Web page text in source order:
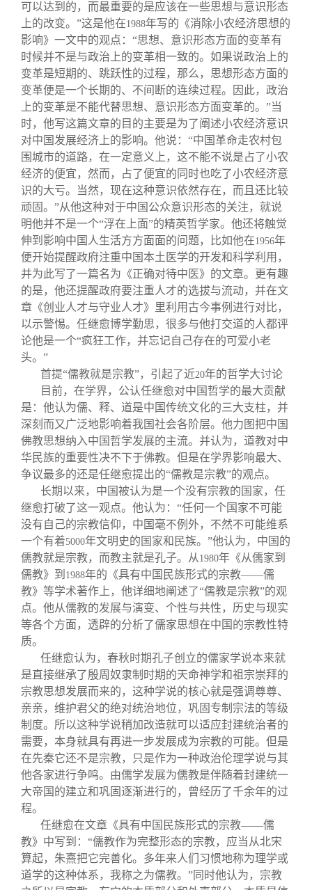
可以达到的，而最重要的是应该在一些思想与意识形态
上的改变。”这是他在1988年写的《消除小农经济思想的
影响》一文中的观点：“思想、意识形态方面的变革有
时候并不是与政治上的变革相一致的。如果说政治上的
变革是短期的、跳跃性的过程，那么，思想形态方面的
变革便是一个长期的、不间断的连续过程。因此，政治
上的变革是不能代替思想、意识形态方面变革的。”当
时，他写这篇文章的目的主要是为了阐述小农经济意识
对中国发展经济上的影响。他说：“中国革命走农村包
围城市的道路，在一定意义上，这不能不说是占了小农
经济的便宜，然而，占了便宜的同时也吃了小农经济意
识的大亏。当然，现在这种意识依然存在，而且还比较
顽固。”从他这种对于中国公众意识形态的关注，就说
明他并不是一个“浮在上面”的精英哲学家。他还将触觉
伸到影响中国人生活方方面面的问题，比如他在1956年
便开始提醒政府注重中国本土医学的开发和科学利用，
并为此写了一篇名为《正确对待中医》的文章。更有趣
的是，他还提醒政府要注重人才的选拔与流动，并在文
章《创业人才与守业人才》里利用古今事例进行对比，
以示警惕。任继愈博学勤思，很多与他打交道的人都评
论他是一个“疯狂工作，并忘记自己存在的可爱小老
头。”
首提“儒教就是宗教”，引起了近20年的哲学大讨论
目前，在学界，公认任继愈对中国哲学的最大贡献
是：他认为儒、释、道是中国传统文化的三大支柱，并
深刻而又广泛地影响着我国社会各阶层。他力图把中国
佛教思想纳入中国哲学发展的主流。并认为，道教对中
华民族的重要性决不下于佛教。但是在学界影响最大、
争议最多的还是任继愈提出的“儒教是宗教”的观点。
长期以来，中国被认为是一个没有宗教的国家，任
继愈打破了这一观点。他认为：“任何一个国家不可能
没有自己的宗教信仰，中国毫不例外，不然不可能维系
一个有着5000年文明史的国家和民族。”他认为，中国的
儒教就是宗教，而教主就是孔子。从 1980年《从儒家到
儒教》到 1988年的《具有中国民族形式的宗教——儒
教》等学术著作上，他详细地阐述了“儒教是宗教”的观
点。他从儒教的发展与演变、个性与共性，历史与现实
等各个方面，透辟的分析了儒家思想在中国的宗教性特
质。
任继愈认为，春秋时期孔子创立的儒家学说本来就
是直接继承了殷周奴隶制时期的天命神学和祖宗崇拜的
宗教思想发展而来的，这种学说的核心就是强调尊尊、
亲亲，维护君父的绝对统治地位，巩固专制宗法的等级
制度。所以这种学说稍加改造就可以适应封建统治者的
需要，本身就具有再进一步发展成为宗教的可能。但是
在先秦它还不是宗教，只是作为一种政治伦理学说与其
他各家进行争鸣。由儒学发展为儒教是伴随着封建统一
大帝国的建立和巩固逐渐进行的，曾经历了千余年的过
程。
任继愈在文章《具有中国民族形式的宗教——儒
教》中写到：“儒教作为完整形态的宗教，应当从北宋
算起，朱熹把它完善化。多年来人们习惯地称为理学或
道学的这种体系，我称之为儒教。”同时他认为，宗教